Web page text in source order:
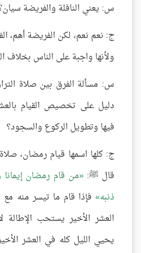
س: يعني النافلة والفريضة
ج: نعم نعم، لكن الفريضة أهم،
ولأنها واجبة على الناس بخلاف
س: مسألة الفرق بين صلاة
دليل على تخصيص القيام
فيها وتطويل الركوع والسجود؟
ج: كلها اسمها قيام رمضان،
قال ﷺ: من قام رمضان
ذنبه فإذا قام ما تيسر منه
العشر الأخير يستحب
يحيي الليل كله في العشر